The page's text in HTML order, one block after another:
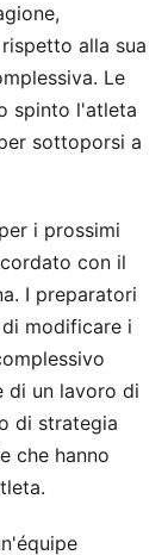
alla sua
Le
spinto l'atleta
sottoporsi a
i prossimi
con il
I preparatori
modificare i
di un lavoro di
di strategia
che hanno